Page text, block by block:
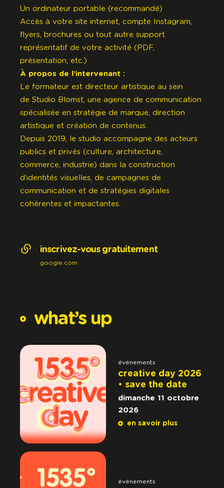
Un ordinateur portable (recommandé)
Accès à votre site internet, compte Instagram,
flyers, brochures ou tout autre support
représentatif de votre activité (PDF,
présentation, etc.)
À propos de l’intervenant :
Le formateur est directeur artistique au sein
de Studio Blomst, une agence de communication
spécialisée en stratégie de marque, direction
artistique et création de contenus.
Depuis 2019, le studio accompagne des acteurs
publics et privés (culture, architecture,
commerce, industrie) dans la construction
d’identités visuelles, de campagnes de
communication et de stratégies digitales
cohérentes et impactantes.
inscrivez-vous gratuitement
google.com
what’s up
événements
creative day 2026
• save the date
dimanche 11 octobre
2026
en savoir plus
événements